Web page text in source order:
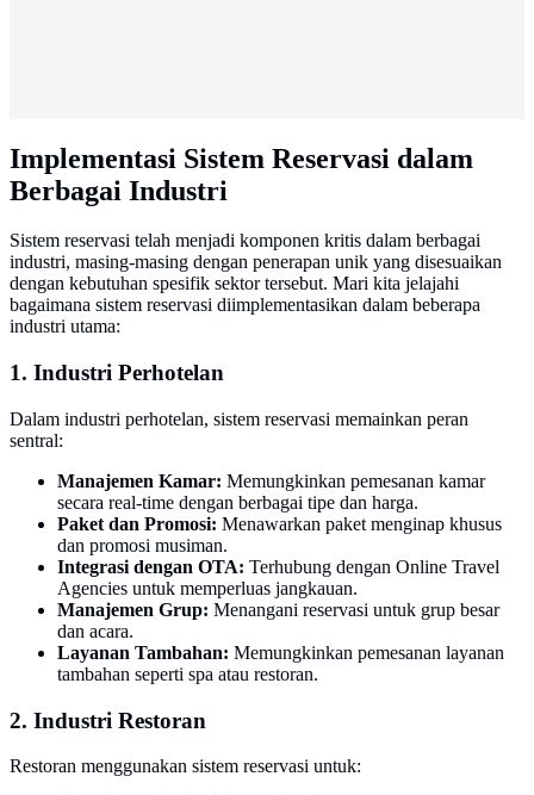
Implementasi Sistem Reservasi dalam
Berbagai Industri
Sistem reservasi telah menjadi komponen kritis dalam berbagai
industri, masing-masing dengan penerapan unik yang disesuaikan
dengan kebutuhan spesifik sektor tersebut. Mari kita jelajahi
bagaimana sistem reservasi diimplementasikan dalam beberapa
industri utama:
1. Industri Perhotelan
Dalam industri perhotelan, sistem reservasi memainkan peran
sentral:
Manajemen Kamar: Memungkinkan pemesanan kamar
secara real-time dengan berbagai tipe dan harga.
Paket dan Promosi: Menawarkan paket menginap khusus
dan promosi musiman.
Integrasi dengan OTA: Terhubung dengan Online Travel
Agencies untuk memperluas jangkauan.
Manajemen Grup: Menangani reservasi untuk grup besar
dan acara.
Layanan Tambahan: Memungkinkan pemesanan layanan
tambahan seperti spa atau restoran.
2. Industri Restoran
Restoran menggunakan sistem reservasi untuk: